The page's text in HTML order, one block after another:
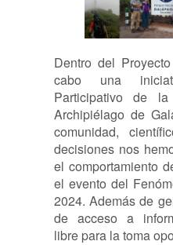
Dentro del
cabo una
Participativo de
Archipiélago de
comunidad,
decisiones nos
el comportamiento
el evento del
2024. Además de
de acceso a
libre para la toma